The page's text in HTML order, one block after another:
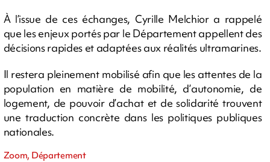
À l’issue de ces échanges, Cyrille Melchior a rappelé
que les enjeux portés par le Département appellent des
décisions rapides et adaptées aux réalités ultramarines.
Il restera pleinement mobilisé afin que les attentes de la
population en matière de mobilité, d’autonomie, de
logement, de pouvoir d’achat et de solidarité trouvent
une traduction concrète dans les politiques publiques
nationales.
Zoom, Département